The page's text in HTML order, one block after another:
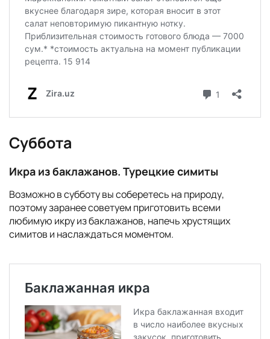
Суббота
Икра из баклажанов. Турецкие симиты
Возможно в субботу вы соберетесь на природу,
поэтому заранее советуем приготовить всеми
любимую икру из баклажанов, напечь хрустящих
симитов и наслаждаться моментом.